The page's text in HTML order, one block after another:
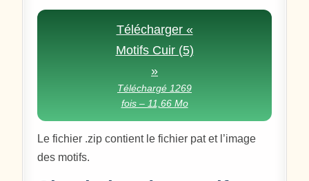
Télécharger «
Motifs Cuir (5)
»
Téléchargé 1269
fois – 11,66 Mo
Le fichier .zip contient le fichier pat et l’image
des motifs.